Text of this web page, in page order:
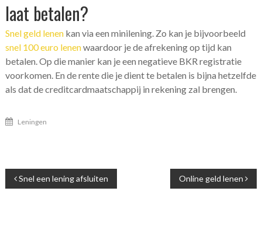
laat betalen?
Snel geld lenenkan via een minilening. Zo kan je bijvoorbeeld
snel 100 euro lenenwaardoor je de afrekening op tijd kan
betalen. Op die manier kan je een negatieve BKR registratie
voorkomen. En de rente die je dient te betalen is bijna hetzelfde
als dat de creditcardmaatschappij in rekening zal brengen.
Leningen
Bericht
Snel een lening afsluiten Online geld lenen